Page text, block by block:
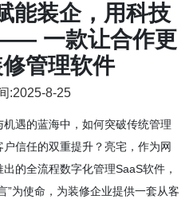
能装企，用科技
一款让合作更
管理软件
:2025-8-25
遇的蓝海中，如何突破传统管理
信任的双重提升？亮宅，作为网
的全流程数字化管理SaaS软件，
”为使命，为装修企业提供一套从客